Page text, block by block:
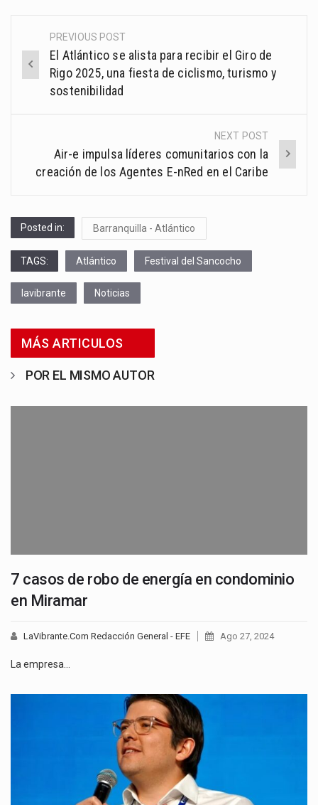
Post
navigation
PREVIOUS POST
El Atlántico se alista para recibir el Giro de
Rigo 2025, una fiesta de ciclismo, turismo y
sostenibilidad
NEXT POST
Air-e impulsa líderes comunitarios con la
creación de los Agentes E-nRed en el Caribe
Posted in: Barranquilla - Atlántico
TAGS: Atlántico Festival del Sancocho
lavibrante Noticias
MÁS ARTICULOS
POR EL MISMO AUTOR
7 casos de robo de energía en condominio
en Miramar
LaVibrante.Com Redacción General - EFE Ago 27, 2024
La empresa…